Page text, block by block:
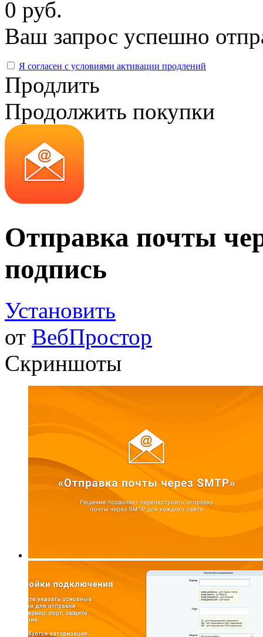
0 руб.
Ваш запрос успешно
Я согласен с условиями активации продлений
Продлить
Продолжить покупки
Отправка почты
подпись
Установить
от ВебПростор
Скриншоты